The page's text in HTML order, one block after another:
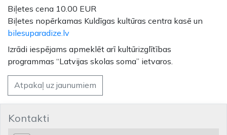
Biļetes cena 10.00 EUR
Biļetes nopērkamas Kuldīgas kultūras centra kasē un
bilesuparadize.lv
Izrādi iespējams apmeklēt arī kultūrizglītības
programmas “Latvijas skolas soma” ietvaros.
Atpakaļ uz jaunumiem
Kontakti